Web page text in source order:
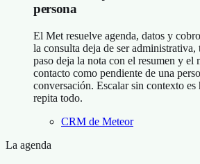
persona
El Met resuelve agenda, datos y
la consulta deja de ser
paso deja la nota con el resumen y el
contacto como pendiente de una
conversación. Escalar sin contexto es
repita todo.
CRM de Meteor
La agenda